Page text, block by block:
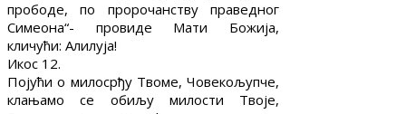
прободе, по пророчанству праведног
Симеона“- провиде Мати Божија,
кличући: Алилуја!
Икос 12.
Појући о милосрђу Твоме, Човекољупче,
клањамо се обиљу милости Твоје,